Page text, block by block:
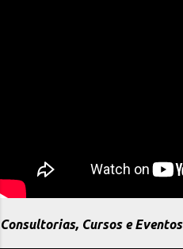
Consultorias, Cursos e Eventos